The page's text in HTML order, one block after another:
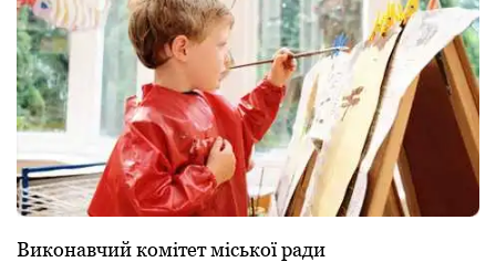
Виконaвчий комітет міської рaди